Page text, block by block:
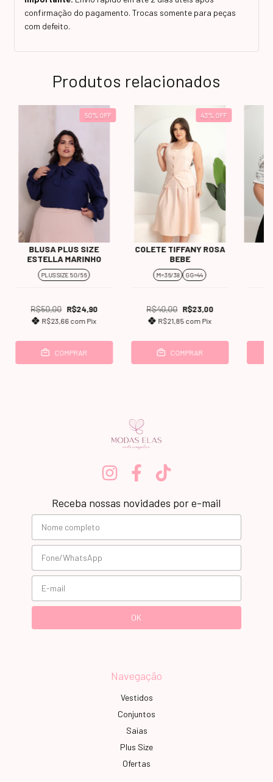
confirmação do pagamento. Trocas somente para peças
com defeito.
Produtos relacionados
50% OFF
BLUSA PLUS SIZE
ESTELLA MARINHO
PLUS SIZE 50/56
R$50,00 R$24,90
R$23,66 com Pix
COMPRAR
43% OFF
COLETE TIFFANY ROSA
BEBE
M=36/38 GG=44
R$40,00 R$23,00
R$21,85 com Pix
COMPRAR
Receba nossas novidades por e-mail
Navegação
Vestidos
Conjuntos
Saias
Plus Size
Ofertas